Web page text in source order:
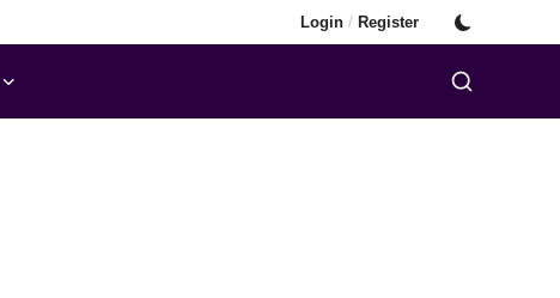
Login / Register